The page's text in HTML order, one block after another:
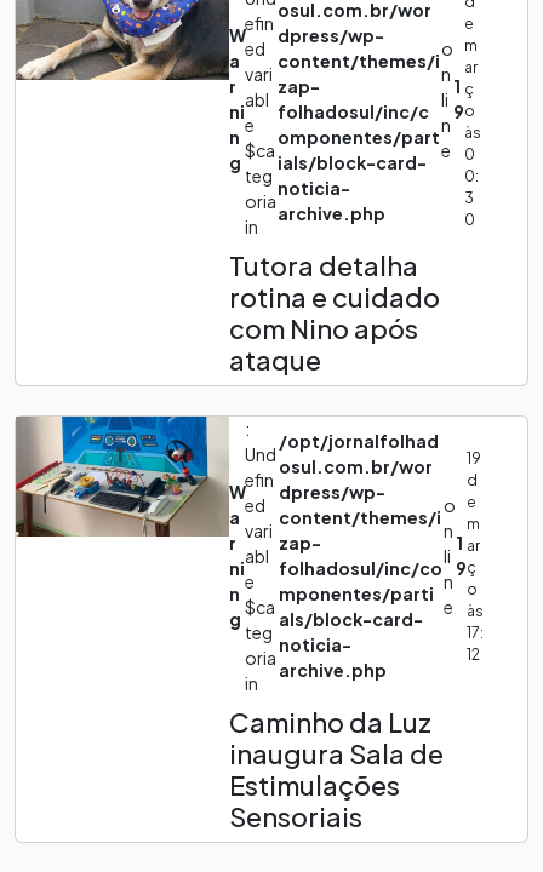
W
a
r
ni
n
g
efin
ed
vari
abl
e
$ca
teg
oria
in
osul.com.br/wor
dpress/wp-
content/themes/i
zap-
folhadosul/inc/c
omponentes/part
ials/block-card-
noticia-
archive.php
o
n
li
n
e
1
9
e
m
ar
ç
o
às
0
0:
3
0
Tutora detalha
rotina e cuidado
com Nino após
ataque
W
a
r
ni
n
g
:
Und
efin
ed
vari
abl
e
$ca
teg
oria
in
/opt/jornalfolhad
osul.com.br/wor
dpress/wp-
content/themes/i
zap-
folhadosul/inc/co
mponentes/parti
als/block-card-
noticia-
archive.php
o
n
li
n
e
1
9
19
d
e
m
ar
ç
o
às
17:
12
Caminho da Luz
inaugura Sala de
Estimulações
Sensoriais